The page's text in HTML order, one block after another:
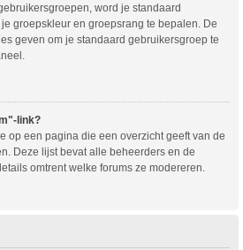
word je standaard
groepskleur en groepsrang te bepalen. De
geven om je standaard gebruikersgroep te
link?
op een pagina die een overzicht geeft van de
Deze lijst bevat alle beheerders en de
omtrent welke forums ze modereren.